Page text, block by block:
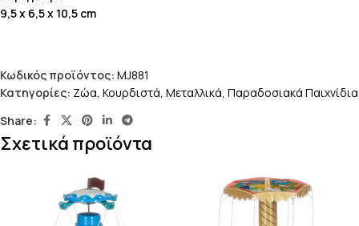
9,5 x 6,5 x 10,5 cm
Κωδικός προϊόντος: MJ881
Κατηγορίες: Ζώα, Κουρδιστά, Μεταλλικά, Παραδοσιακά Παιχνίδια
Share:
Σχετικά προϊόντα